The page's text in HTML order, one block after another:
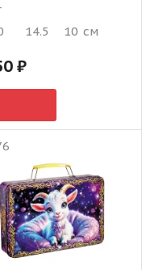
14.5 10 см